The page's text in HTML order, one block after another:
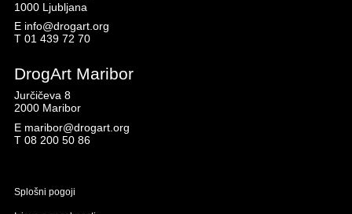
1000 Ljubljana
E info@drogart.org
T 01 439 72 70
DrogArt Maribor
Jurčičeva 8
2000 Maribor
E maribor@drogart.org
T 08 200 50 86
Splošni pogoji